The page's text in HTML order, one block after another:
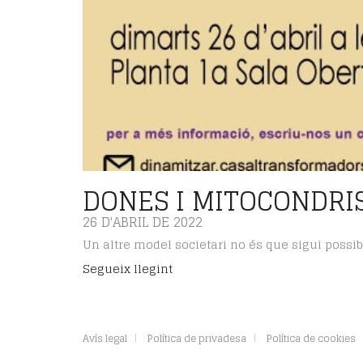
DONES I
26 D'ABRIL DE 2022
Un altre model societari no és que sigui
Segueix llegint
Avís legal Política de privadesa Política de cookies